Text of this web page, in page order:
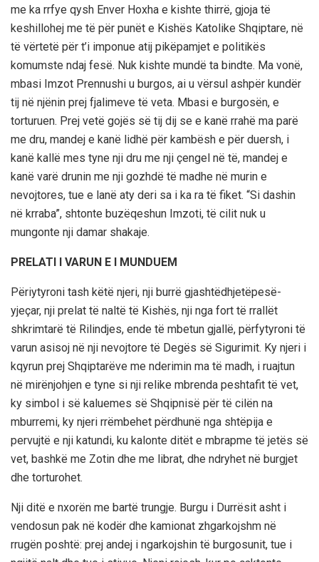
me ka rrfye qysh Enver Hoxha e kishte thirrë, gjoja të
keshillohej me të për punët e Kishës Katolike Shqiptare, në
të vërtetë për t’i imponue atij pikëpamjet e politikës
komumste ndaj fesë. Nuk kishte mundë ta bindte. Ma vonë,
mbasi Imzot Prennushi u burgos, ai u vërsul ashpër kundër
tij në njënin prej fjalimeve të veta. Mbasi e burgosën, e
torturuen. Prej vetë gojës së tij dij se e kanë rrahë ma parë
me dru, mandej e kanë lidhë për kambësh e për duersh, i
kanë kallë mes tyne nji dru me nji çengel në të, mandej e
kanë varë drunin me nji gozhdë të madhe në murin e
nevojtores, tue e lanë aty deri sa i ka ra të fiket. “Si dashin
në krraba”, shtonte buzëqeshun Imzoti, të cilit nuk u
mungonte nji damar shakaje.
PRELATI I VARUN E I MUNDUEM
Përiytyroni tash këtë njeri, nji burrë gjashtëdhjetëpesë-
yjeçar, nji prelat të naltë të Kishës, nji nga fort të rrallët
shkrimtarë të Rilindjes, ende të mbetun gjallë, përfytyroni të
varun asisoj në nji nevojtore të Degës së Sigurimit. Ky njeri i
kqyrun prej Shqiptarëve me nderimin ma të madh, i ruajtun
në mirënjohjen e tyne si nji relike mbrenda peshtafit të vet,
ky simbol i së kaluemes së Shqipnisë për të cilën na
mburremi, ky njeri rrëmbehet përdhunë nga shtëpija e
pervujtë e nji katundi, ku kalonte ditët e mbrapme të jetës së
vet, bashkë me Zotin dhe me librat, dhe ndryhet në burgjet
dhe torturohet.
Nji ditë e nxorën me bartë trungje. Burgu i Durrësit asht i
vendosun pak në kodër dhe kamionat zhgarkojshm në
rrugën poshtë: prej andej i ngarkojshin të burgosunit, tue i